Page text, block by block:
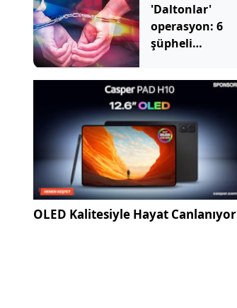
'Daltonlar'
operasyon: 6
şüpheli
OLED Kalitesiyle Hayat Canlanıyor